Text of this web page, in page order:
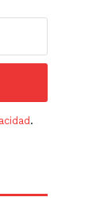
.